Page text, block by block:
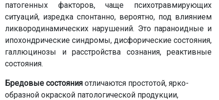
патогенных факторов, чаще психотравмирующих
ситуаций, изредка спонтанно, вероятно, под влиянием
ликвородинамических нарушений. Это параноидные и
ипохондрические синдромы, дисфорические состояния,
галлюцинозы и расстройства сознания, реактивные
состояния.
Бредовые состояния отличаются простотой, ярко-
образной окраской патологической продукции,